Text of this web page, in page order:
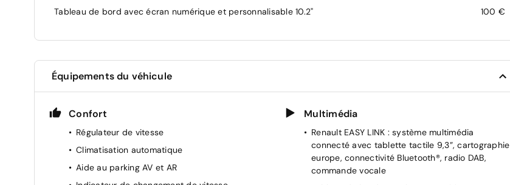
Tableau de bord avec écran numérique et personnalisable 10.2" 100 €
Équipements du véhicule
Confort
Régulateur de vitesse
Climatisation automatique
Aide au parking AV et AR
Multimédia
Renault EASY LINK : système multimédia
connecté avec tablette tactile 9,3”, cartographie
europe, connectivité Bluetooth®, radio DAB,
commande vocale